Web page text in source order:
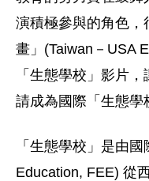
演積極參與的角色
畫」(Taiwan－USA
「生態學校」影片
請成為國際「生態學
「生態學校」是由
Education, FEE) 從